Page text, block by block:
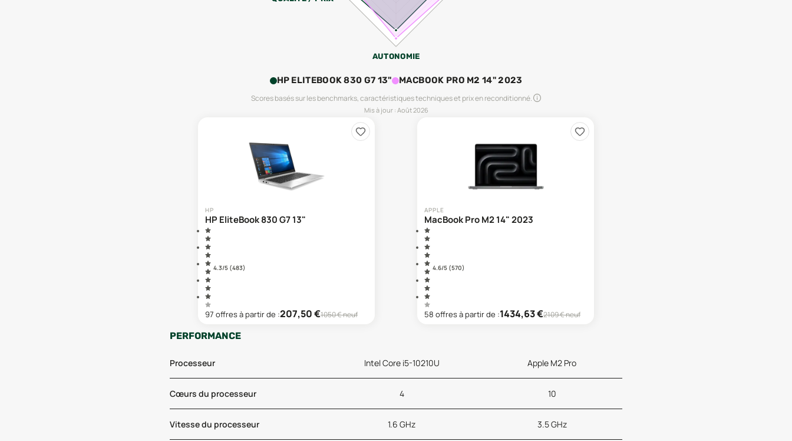
AUTONOMIE
HP ELITEBOOK 830 G7 13" MACBOOK PRO M2 14" 2023
Scores basés sur les benchmarks, caractéristiques techniques et prix en reconditionné.
Mis à jour : Août 2026
HP
HP EliteBook 830 G7 13"
4.3/5 (483)
97 offresà partir de :207,50€1050€ neuf
APPLE
MacBook Pro M2 14" 2023
4.6/5 (570)
58 offresà partir de :1434,63€2109€ neuf
PERFORMANCE
Processeur Intel Core i5-10210U Apple M2 Pro
Cœurs du processeur 4 10
Vitesse du processeur 1.6 GHz 3.5 GHz